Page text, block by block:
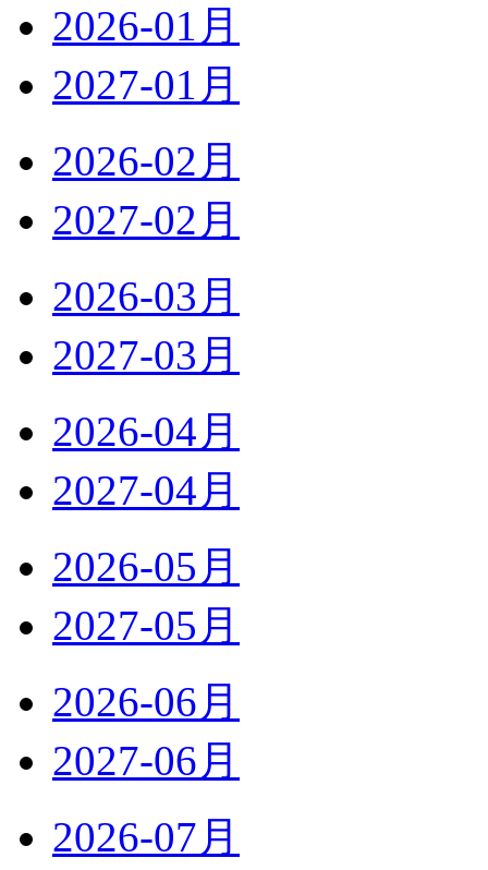
2026-01月
2027-01月
2026-02月
2027-02月
2026-03月
2027-03月
2026-04月
2027-04月
2026-05月
2027-05月
2026-06月
2027-06月
2026-07月